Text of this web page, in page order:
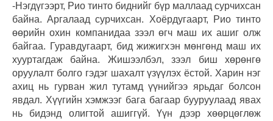
-Нэгдүгээрт, Рио тинто биднийг бүр маллаад сурчихсан
байна. Аргалаад сурчихсан. Хоёрдугаарт, Рио тинто
өөрийн охин компанидаа зээл өгч маш их ашиг олж
байгаа. Гуравдугаарт, бид жижигхэн мөнгөнд маш их
хууртагдаж байна. Жишээлбэл, зээл биш хөрөнгө
оруулалт болго гэдэг шахалт үзүүлэх ёстой. Харин нэг
ахиц нь гурван жил тутамд үүнийгээ ярьдаг болсон
явдал. Хүүгийн хэмжээг бага багаар бууруулаад явах
нь бидэнд олигтой ашиггүй. Үүн дээр хөөрцөглөж